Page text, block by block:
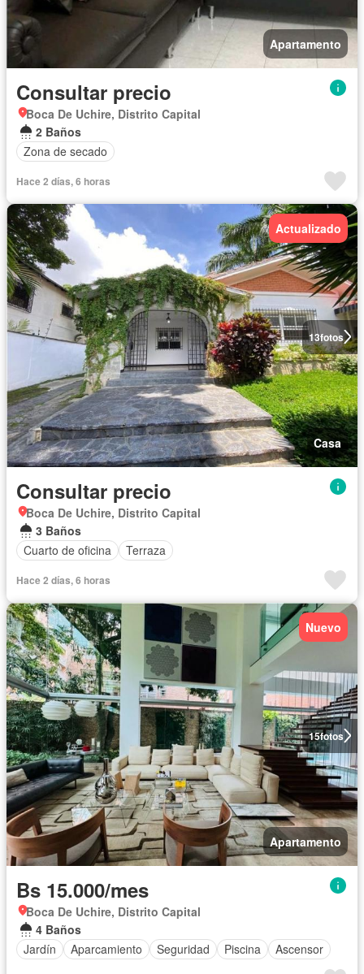
Apartamento
Consultar precio
Boca De Uchire, Distrito Capital
2 Baños
Zona de secado
Hace 2 días, 6 horas
13fotos
Actualizado
Casa
Consultar precio
Boca De Uchire, Distrito Capital
3 Baños
Cuarto de oficina
Terraza
Hace 2 días, 6 horas
15fotos
Nuevo
Apartamento
Bs 15.000/mes
Boca De Uchire, Distrito Capital
4 Baños
Jardín
Aparcamiento Seguridad Piscina Ascensor